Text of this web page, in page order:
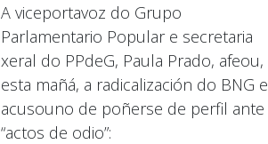
A viceportavoz do Grupo
Parlamentario Popular e secretaria
xeral do PPdeG, Paula Prado, afeou,
esta mañá, a radicalización do BNG e
acusouno de poñerse de perfil ante
“actos de odio”: